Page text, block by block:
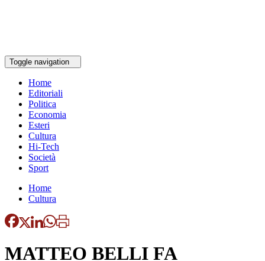
Toggle navigation
Home
Editoriali
Politica
Economia
Esteri
Cultura
Hi-Tech
Società
Sport
Home
Cultura
MATTEO BELLI FA